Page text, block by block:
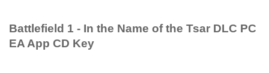
Battlefield 1 - In the Name of the Tsar DLC PC
EA App CD Key